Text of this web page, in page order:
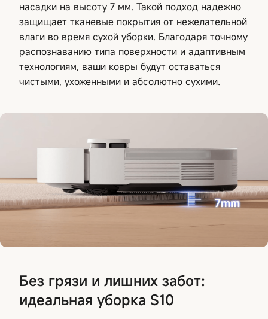
насадки на высоту 7 мм. Такой подход надежно
защищает тканевые покрытия от нежелательной
влаги во время сухой уборки. Благодаря точному
распознаванию типа поверхности и адаптивным
технологиям, ваши ковры будут оставаться
чистыми, ухоженными и абсолютно сухими.
Без грязи и лишних забот:
идеальная уборка S10